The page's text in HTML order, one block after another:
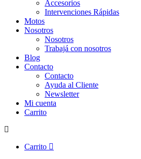
Accesorios
Intervenciones Rápidas
Motos
Nosotros
Nosotros
Trabajá con nosotros
Blog
Contacto
Contacto
Ayuda al Cliente
Newsletter
Mi cuenta
Carrito
Carrito